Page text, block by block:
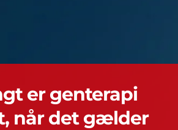
er genterapi
når det gælder